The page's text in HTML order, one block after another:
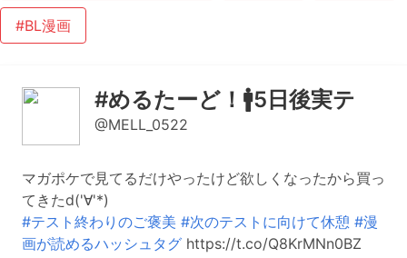
#BL漫画
#めるたーど！🚹5日後実テ
@MELL_0522
マガポケで見てるだけやったけど欲しくなったから買っ
てきたd('∀'*)
#テスト終わりのご褒美 #次のテストに向けて休憩 #漫
画が読めるハッシュタグ https://t.co/Q8KrMNn0BZ